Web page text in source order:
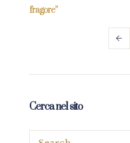
fragore”
Cerca nel sito